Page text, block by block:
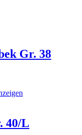
Gr. 38
40/L